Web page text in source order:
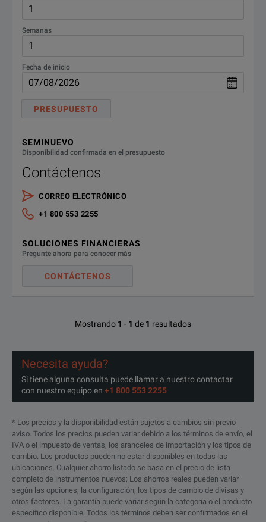
Semanas
Fecha de inicio
PRESUPUESTO
SEMINUEVO
Disponibilidad confirmada en el presupuesto
Contáctenos
CORREO ELECTRÓNICO
+1 800 553 2255
SOLUCIONES FINANCIERAS
Pregunte ahora para conocer más
CONTÁCTENOS
Mostrando 1 - 1 de 1 resultados
Necesita ayuda?
Si tiene alguna consulta puede llamar a nuestro contactar
con nuestro equipo en +1 800 553 2255
* Los precios y la disponibilidad están sujetos a cambios sin previo
aviso. Todos los precios pueden variar debido a los términos de envío, el
IVA o el impuesto de ventas, los aranceles de importación y los tipos de
cambio. Los productos pueden no estar disponibles en todas las
ubicaciones. Cualquier ahorro listado se basa en el precio de lista
completo de instrumentos nuevos; Los ahorros reales pueden variar
según las opciones, la configuración, los tipos de cambio de divisas y
otros factores. La garantía puede variar según la categoría o el producto
específico disponible. Todos los términos deben ser confirmados en el